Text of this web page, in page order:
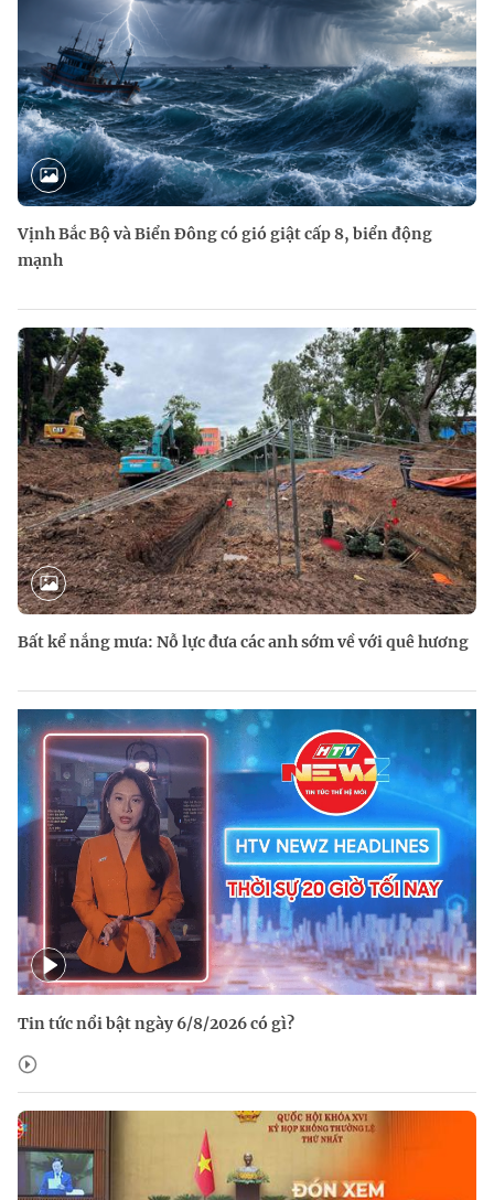
Vịnh Bắc Bộ và Biển Đông có gió giật cấp 8, biển động
mạnh
Bất kể nắng mưa: Nỗ lực đưa các anh sớm về với quê hương
Tin tức nổi bật ngày 6/8/2026 có gì?